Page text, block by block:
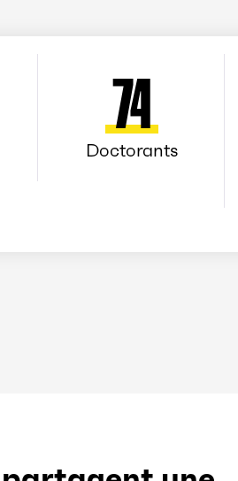
74
Doctorants